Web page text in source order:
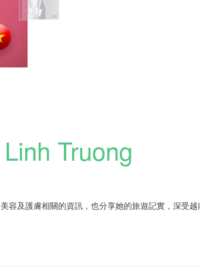
Linh Truong
容及護膚相關的資訊，也分享她的旅遊記實，深受越